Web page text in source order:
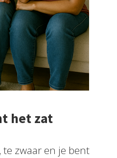
het zat
te zwaar en je bent